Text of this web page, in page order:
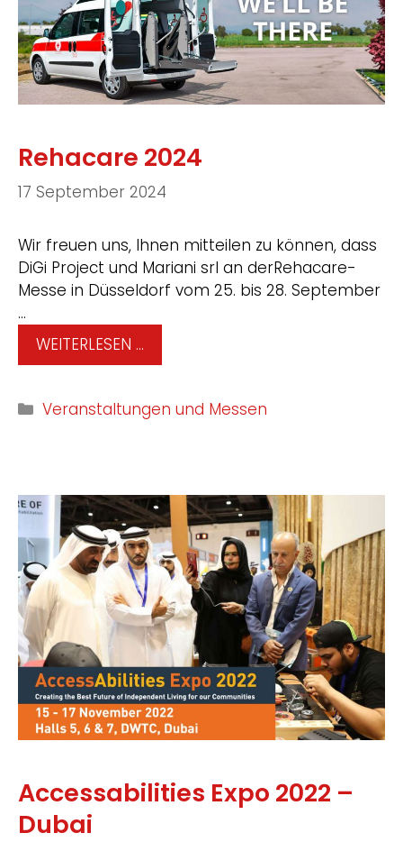
Rehacare 2024
17 September 2024
Wir freuen uns, Ihnen mitteilen zu können, dass
DiGi Project und Mariani srl an derRehacare-
Messe in Düsseldorf vom 25. bis 28. September
…
WEITERLESEN …
Veranstaltungen und Messen
Accessabilities Expo 2022 –
Dubai